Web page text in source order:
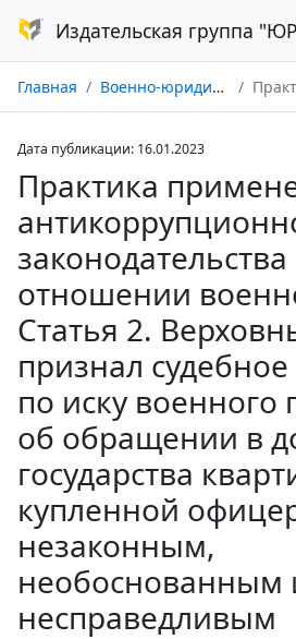
Издательская группа
Главная Военно-юридический журнал № 01/2023 Практика применения судами антикоррупционного законодательства в отношении военнослужащих.
Дата публикации: 16.01.2023
Практика
законодательства
отношении
Статья 2.
признал
по иску военного
об обращении в
государства
купленной
незаконным,
необоснованным
несправедливым